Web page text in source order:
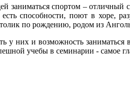
заниматься спортом –
есть способности, поют в хоре,
по рождению, родом из
у них и возможность
учебы в семинарии - самое